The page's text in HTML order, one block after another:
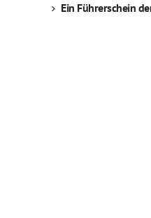
Ein Führerschein